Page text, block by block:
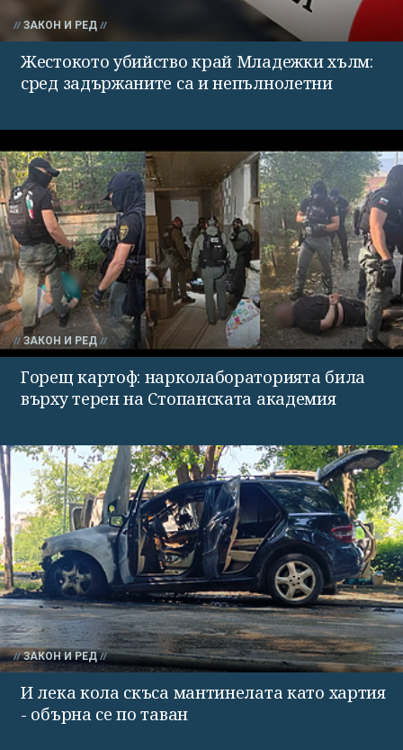
ЗАКОН И РЕД
Жестокото убийство край Младежки хълм:
сред задържаните са и непълнолетни
ЗАКОН И РЕД
Горещ картоф: нарколабораторията била
върху терен на Стопанската академия
ЗАКОН И РЕД
И лека кола скъса мантинелата като хартия
- обърна се по таван